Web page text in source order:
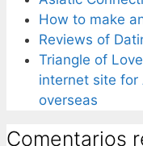
How to make
Reviews of
Triangle of
internet site for
overseas
Comentarios